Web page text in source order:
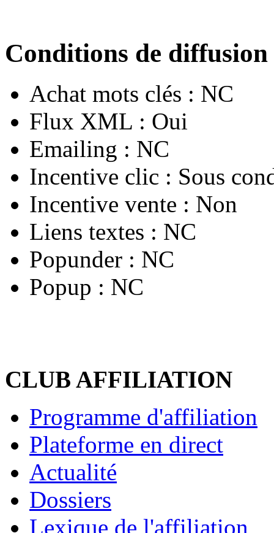
Conditions de diffusion
Achat mots clés : NC
Flux XML : Oui
Emailing : NC
Incentive clic : Sous
Incentive vente : Non
Liens textes : NC
Popunder : NC
Popup : NC
CLUB AFFILIATION
Programme d'affiliation
Plateforme en direct
Actualité
Dossiers
Lexique de l'affiliation